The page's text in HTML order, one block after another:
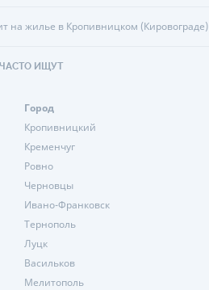
на жилье в Кропивницком (Кировограде)
ИЩУТ
Город
Кропивницкий
Кременчуг
Ровно
Черновцы
Ивано-Франковск
Тернополь
Луцк
Васильков
Мелитополь